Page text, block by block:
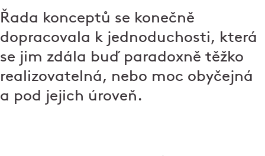
Řada konceptů se konečně
dopracovala k jednoduchosti, která
se jim zdála buď paradoxně těžko
realizovatelná, nebo moc obyčejná
a pod jejich úroveň.